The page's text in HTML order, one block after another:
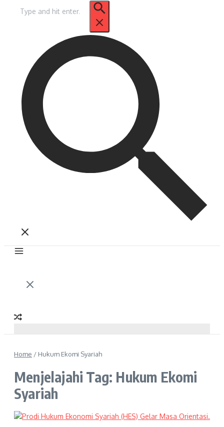
untuk:
Home / Hukum Ekomi Syariah
Menjelajahi Tag: Hukum Ekomi
Syariah